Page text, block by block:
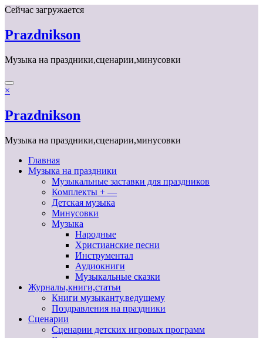
Перейти
содержимому
Сейчас загружается
Prazdnikson
Музыка на праздники,сценарии,минусовки
×
Prazdnikson
Музыка на праздники,сценарии,минусовки
Главная
Музыка на праздники
Музыкальные заставки для праздников
Комплекты + —
Детская музыка
Минусовки
Музыка
Народные
Христианские песни
Инструментал
Аудиокниги
Музыкальные сказки
Журналы,книги,статьи
Книги музыканту,ведущему
Поздравления на праздники
Сценарии
Сценарии детских игровых программ